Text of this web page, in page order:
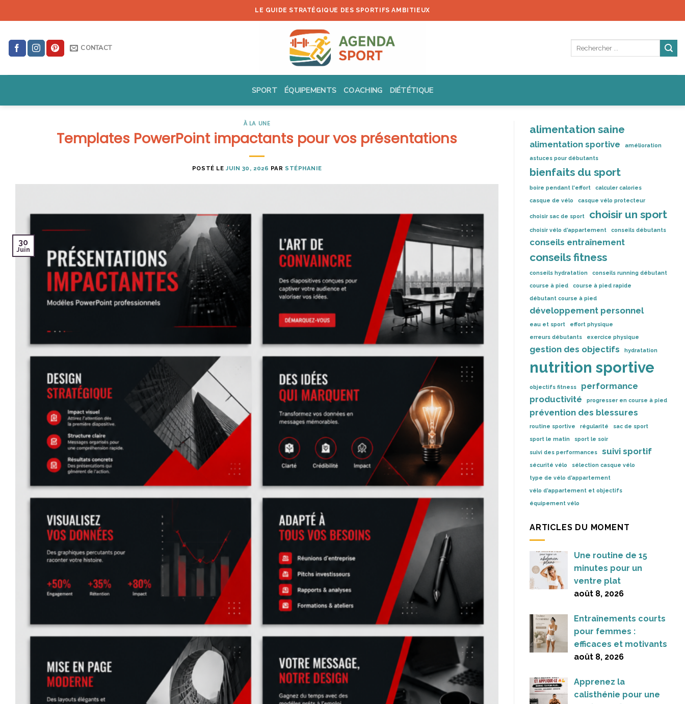
to
LE GUIDE STRATÉGIQUE DES SPORTIFS AMBITIEUX
CONTACT
SPORT ÉQUIPEMENTS COACHING DIÉTÉTIQUE
À LA UNE
Templates PowerPoint impactants pour vos présentations
POSTÉ LE JUIN 30, 2026 PAR STÉPHANIE
30
Juin
alimentation saine
alimentation sportive amélioration
astuces pour débutants
bienfaits du sport
boire pendant l'effort calculer calories
casque de vélo casque vélo protecteur
choisir sac de sport choisir un sport
choisir vélo d’appartement conseils débutants
conseils entraînement
conseils fitness
conseils hydratation conseils running débutant
course à pied course à pied rapide
débutant course à pied
développement personnel
eau et sport effort physique
erreurs débutants exercice physique
gestion des objectifs hydratation
nutrition sportive
objectifs fitness
performance
productivité
progresser en course à pied
prévention des blessures
routine sportive régularité sac de sport
sport le matin sport le soir
suivi des performances suivi sportif
sécurité vélo sélection casque vélo
type de vélo d’appartement
vélo d’appartement et objectifs
équipement vélo
ARTICLES DU MOMENT
Une routine de 15
minutes pour un
ventre plat
août 8, 2026
Entraînements courts
pour femmes :
efficaces et motivants
août 8, 2026
Apprenez la
calisthénie pour une